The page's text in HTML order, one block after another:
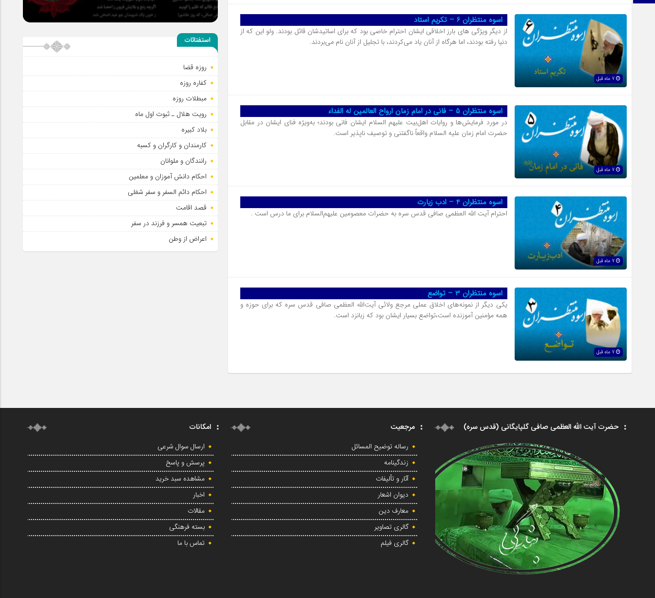
اسوه منتظران 6 – تکریم استاد
از دیگر ویژگی های بارز اخلاقی ایشان احترام خاصی بود که برای اساتیدشان قائل بودند. ولو این که از
دنیا رفته بودند، اما هرگاه از آنان یاد می‌کردند، با تجلیل از آنان نام می‌بردند.
اسوه منتظران 5 – فانی در امام زمان ارواح العالمين له الفداء
در مورد فرمایش‌ها و روایات اهل‌بیت علیهم السلام ایشان فانی بودند؛ به‌ویژه فنای ایشان در مقابل
حضرت امام زمان علیه السلام واقعاً ناگفتنی و توصیف ناپذیر است.
اسوه منتظران 4 – ادب زیارت
احترام آیت الله العظمی صافی قدس سره به حضرات معصومین علیهم‌السلام برای ما درس است .
اسوه منتظران 3 – تواضع
یکی دیگر از نمونه‌های اخلاق عملی مرجع ولائی آیت‌الله العظمی صافی قدس سره که برای حوزه و
همه مؤمنین آموزنده است،تواضع بسیار ایشان بود که زبانزد است.
سلطان عشق
استفتائات
روزه قضا
کفاره روزه
مبطلات روزه
رویت هلال ـ ثبوت اول ماه
بلاد کبیره
کارمندان و کارگران و کسبه
رانندگان و ملوانان
احکام دانش آموزان و معلمین
احکام دائم السفر و سفر شغلی
قصد اقامت
تبعیت همسر و فرزند در سفر
اعراض از وطن
حضرت آیت الله العظمی صافی گلپایگانی (قدس سره) مرجعیت
رساله توضیح المسائل
زندگینامه
آثار و تألیفات
دیوان اشعار
معارف دین
گالری تصاویر
گالری فیلم
امکانات
ارسال سوال شرعی
پرسش و پاسخ
مشاهده سبد خرید
اخبار
مقالات
بسته فرهنگی
تماس با ما